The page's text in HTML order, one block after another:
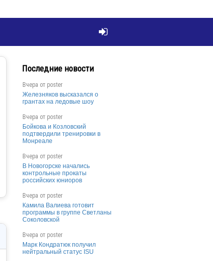

Последние новости
Вчера от poster
Железняков высказался о
грантах на ледовые шоу
Вчера от poster
Бойкова и Козловский
подтвердили тренировки в
Монреале
Вчера от poster
В Новогорске начались
контрольные прокаты
российских юниоров
Вчера от poster
Камила Валиева готовит
программы в группе Светланы
Соколовской
Вчера от poster
Марк Кондратюк получил
нейтральный статус ISU